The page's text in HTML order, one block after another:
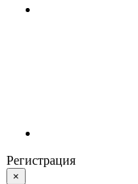
Регистрация
×